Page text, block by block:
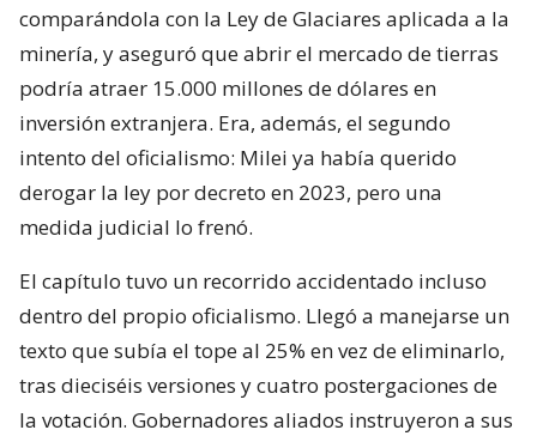
comparándola con la Ley de Glaciares aplicada a la
minería, y aseguró que abrir el mercado de tierras
podría atraer 15.000 millones de dólares en
inversión extranjera. Era, además, el segundo
intento del oficialismo: Milei ya había querido
derogar la ley por decreto en 2023, pero una
medida judicial lo frenó.
El capítulo tuvo un recorrido accidentado incluso
dentro del propio oficialismo. Llegó a manejarse un
texto que subía el tope al 25% en vez de eliminarlo,
tras dieciséis versiones y cuatro postergaciones de
la votación. Gobernadores aliados instruyeron a sus